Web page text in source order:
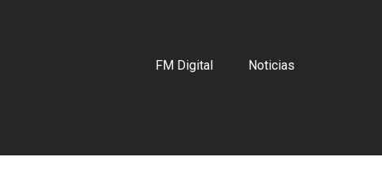
FM Digital Noticias